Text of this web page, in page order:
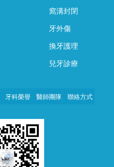
窩溝封閉
牙外傷
換牙護理
兒牙診療
牙科榮譽 醫師團隊 聯絡方式